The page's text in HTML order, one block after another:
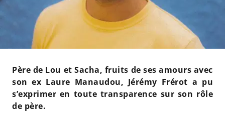
Père de Lou et Sacha, fruits de ses amours avec
son ex Laure Manaudou, Jérémy Frérot a pu
s’exprimer en toute transparence sur son rôle
de père.